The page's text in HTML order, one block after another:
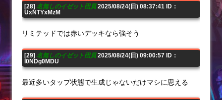
[28] 名無しのイゼット団員2025/08/24(日) 08:37:41 ID：
UxNTYxMzM
リミテッドでは赤いデッキなら強そう
[29] 名無しのイゼット団員2025/08/24(日) 09:00:57 ID：
I0NDg0MDU
最近多いタップ状態で生成じゃないだけマシに思える